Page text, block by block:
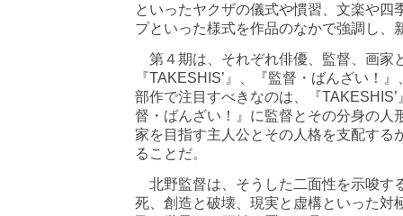
といったヤクザの儀式や慣習、文楽や四
プといった様式を作品のなかで強調し、
第４期は、それぞれ俳優、監督、画家
『TAKESHIS’』、『監督・ばんざい！』
部作で注目すべきなのは、『
督・ばんざい！』に監督とその分身の人
家を目指す主人公とその人格を支配する
ることだ。
北野監督は、そうした二面性を示唆す
死、創造と破壊、現実と虚構といった対